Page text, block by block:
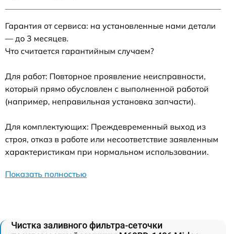
Гарантия от сервиса: на установленные нами детали
— до 3 месяцев.
Что считается гарантийным случаем?
Для работ: Повторное проявление неисправности,
который прямо обусловлен с выполненной работой
(например, неправильная установка запчасти).
Для комплектующих: Преждевременный выход из
строя, отказ в работе или несоответствие заявленным
характеристикам при нормальном использовании.
Показать полностью
Чистка заливного фильтра-сеточки